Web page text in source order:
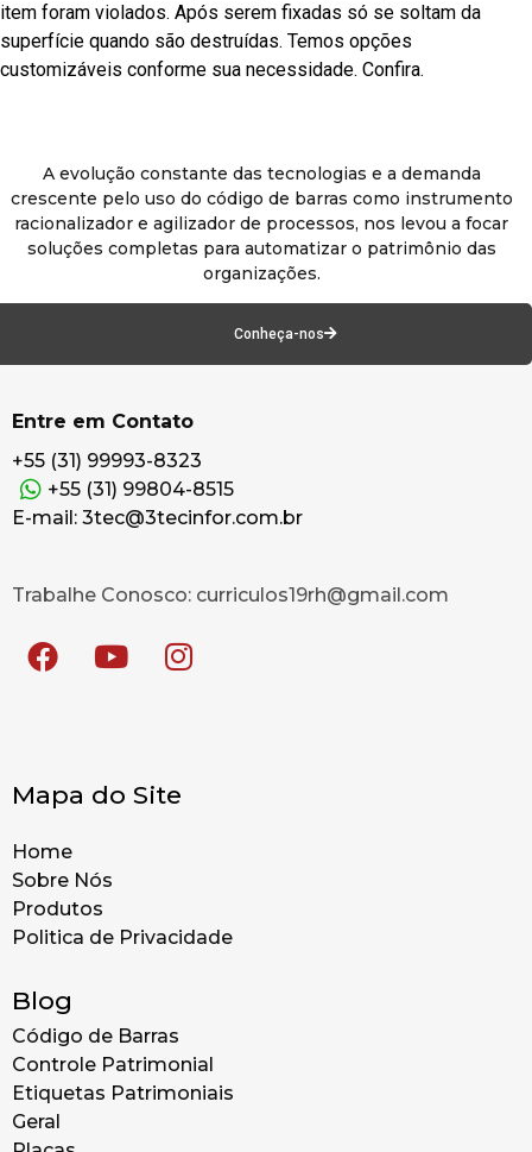
item foram violados. Após serem fixadas só se soltam da
superfície quando são destruídas. Temos opções
customizáveis conforme sua necessidade. Confira.
A evolução constante das tecnologias e a demanda
crescente pelo uso do código de barras como instrumento
racionalizador e agilizador de processos, nos levou a focar
soluções completas para automatizar o patrimônio das
organizações.
Conheça-nos
Entre em Contato
+55 (31) 99993-8323
+55 (31) 99804-8515
E-mail: 3tec@3tecinfor.com.br
Trabalhe Conosco: curriculos19rh@gmail.com
Mapa do Site
Home
Sobre Nós
Produtos
Politica de Privacidade
Blog
Código de Barras
Controle Patrimonial
Etiquetas Patrimoniais
Geral